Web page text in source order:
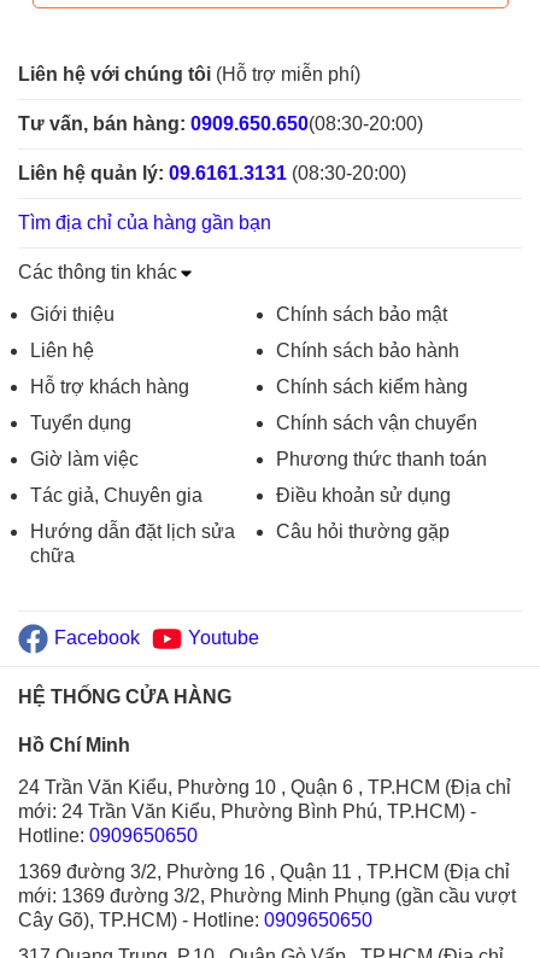
Liên hệ với chúng tôi (Hỗ trợ miễn phí)
Tư vấn, bán hàng: 0909.650.650(08:30-20:00)
Liên hệ quản lý: 09.6161.3131 (08:30-20:00)
Tìm địa chỉ của hàng gần bạn
Các thông tin khác
Giới thiệu
Liên hệ
Hỗ trợ khách hàng
Tuyển dụng
Giờ làm việc
Tác giả, Chuyên gia
Hướng dẫn đặt lịch sửa
chữa
Chính sách bảo mật
Chính sách bảo hành
Chính sách kiểm hàng
Chính sách vận chuyển
Phương thức thanh toán
Điều khoản sử dụng
Câu hỏi thường gặp
Facebook Youtube
HỆ THỐNG CỬA HÀNG
Hồ Chí Minh
24 Trần Văn Kiểu, Phường 10 , Quận 6 , TP.HCM (Địa chỉ
mới: 24 Trần Văn Kiểu, Phường Bình Phú, TP.HCM) -
Hotline: 0909650650
1369 đường 3/2, Phường 16 , Quận 11 , TP.HCM (Địa chỉ
mới: 1369 đường 3/2, Phường Minh Phụng (gần cầu vượt
Cây Gõ), TP.HCM) - Hotline: 0909650650